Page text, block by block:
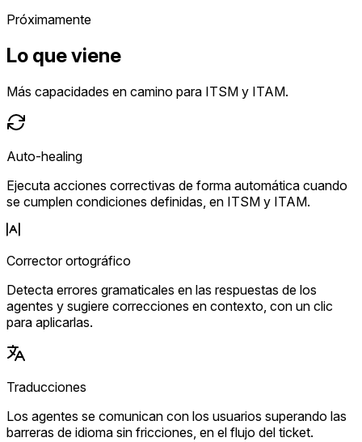
Próximamente
Lo que viene
Más capacidades en camino para ITSM y ITAM.
Auto-healing
Ejecuta acciones correctivas de forma automática cuando
se cumplen condiciones definidas, en ITSM y ITAM.
Corrector ortográfico
Detecta errores gramaticales en las respuestas de los
agentes y sugiere correcciones en contexto, con un clic
para aplicarlas.
Traducciones
Los agentes se comunican con los usuarios superando las
barreras de idioma sin fricciones, en el flujo del ticket.